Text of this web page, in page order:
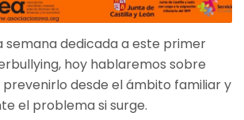
semana dedicada a este primer
hoy hablaremos sobre
desde el ámbito familiar y
el problema si surge.